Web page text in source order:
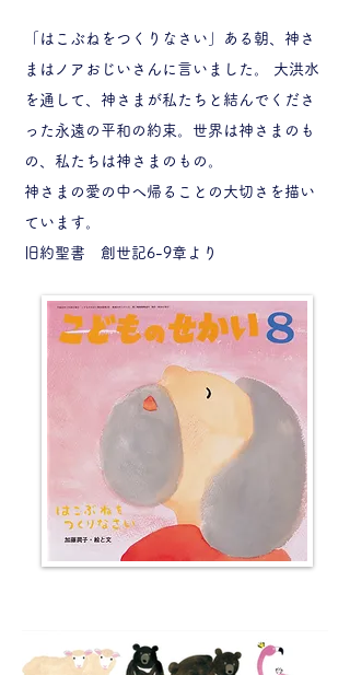
「はこぶねをつくりなさい」ある朝、神さ
まはノアおじいさんに言いました。 大洪水
を通して、神さまが私たちと結んでくださ
った永遠の平和の約束。世界は神さまのも
の、私たちは神さまのもの。
神さまの愛の中へ帰ることの大切さを描い
ています。
旧約聖書 創世記6-9章より